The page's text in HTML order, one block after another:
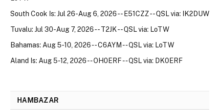
South Cook Is: Jul 26-Aug 6, 2026 -- E51CZZ -- QSL via: IK2DUW
Tuvalu: Jul 30-Aug 7, 2026 -- T2JK -- QSL via: LoTW
Bahamas: Aug 5-10, 2026 -- C6AYM -- QSL via: LoTW
Aland Is: Aug 5-12, 2026 -- OH0ERF -- QSL via: DK0ERF
HAMBAZAR